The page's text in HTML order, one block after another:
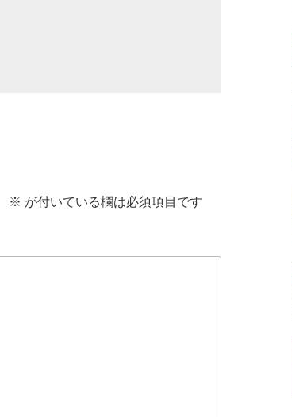
※ が付いている欄は必須項目です